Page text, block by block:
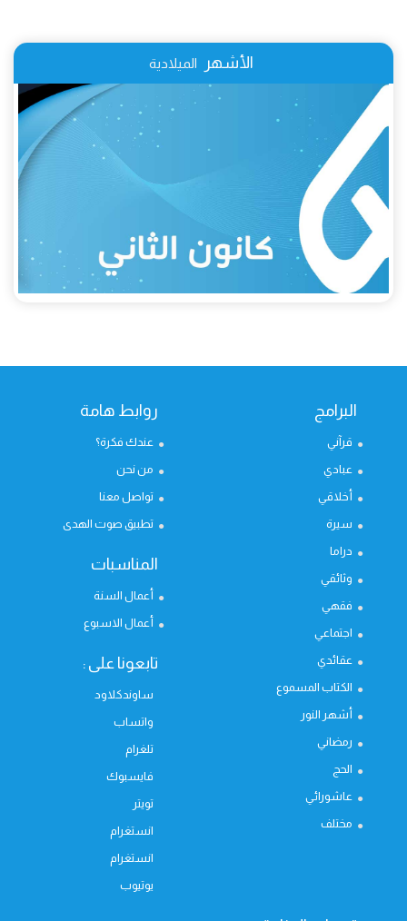
الأشهر الميلادية
البرامج
قرآني
عبادي
أخلاقي
سيرة
دراما
وثائقي
فقهي
اجتماعي
عقائدي
الكتاب المسموع
أشهر النور
رمضاني
الحج
عاشورائي
مختلف
روابط هامة
عندك فكرة؟
من نحن
تواصل معنا
تطبيق صوت الهدى
المناسبات
أعمال السنة
أعمال الاسبوع
تابعونا على :
ساوندكلاود
واتساب
تلغرام
فايسبوك
تويتر
انستغرام
انستغرام
يوتيوب